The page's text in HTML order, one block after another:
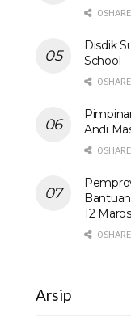
0
Disdik
School
0
Andi
0
12 Maros
0
Arsip